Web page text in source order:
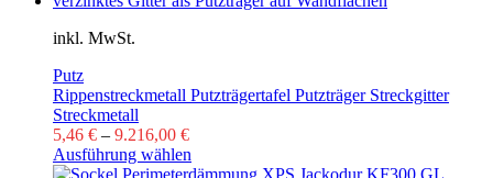
inkl. MwSt.
Putz
Rippenstreckmetall Putzträgertafel Putzträger Streckgitter
Streckmetall
5,46 € – 9.216,00 €
Ausführung wählen